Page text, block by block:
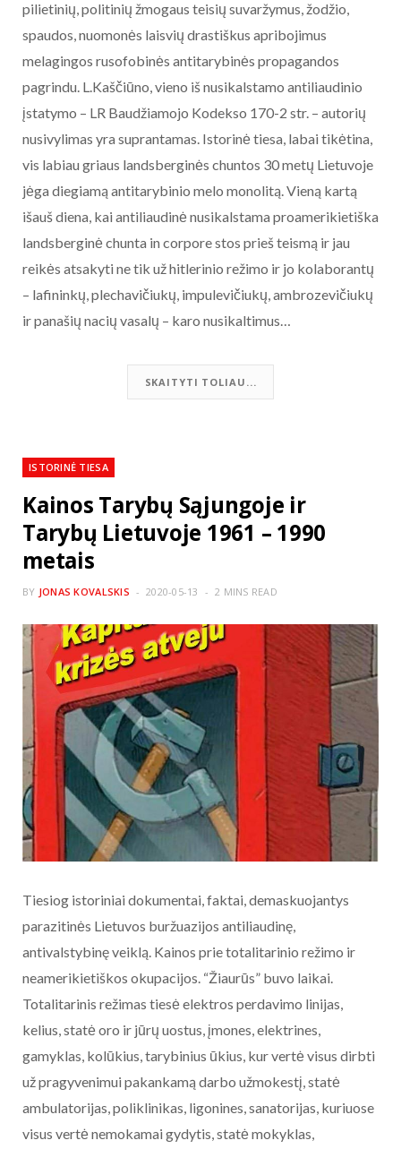
pilietinių, politinių žmogaus teisių suvaržymus, žodžio,
spaudos, nuomonės laisvių drastiškus apribojimus
melagingos rusofobinės antitarybinės propagandos
pagrindu. L.Kaščiūno, vieno iš nusikalstamo antiliaudinio
įstatymo – LR Baudžiamojo Kodekso 170-2 str. – autorių
nusivylimas yra suprantamas. Istorinė tiesa, labai tikėtina,
vis labiau griaus landsberginės chuntos 30 metų Lietuvoje
jėga diegiamą antitarybinio melo monolitą. Vieną kartą
išauš diena, kai antiliaudinė nusikalstama proamerikietiška
landsberginė chunta in corpore stos prieš teismą ir jau
reikės atsakyti ne tik už hitlerinio režimo ir jo kolaborantų
– lafininkų, plechavičiukų, impulevičiukų, ambrozevičiukų
ir panašių nacių vasalų – karo nusikaltimus…
SKAITYTI TOLIAU...
ISTORINĖ TIESA
Kainos Tarybų Sąjungoje ir
Tarybų Lietuvoje 1961 – 1990
metais
BY JONAS KOVALSKIS 2020-05-13 2 MINS READ
Tiesiog istoriniai dokumentai, faktai, demaskuojantys
parazitinės Lietuvos buržuazijos antiliaudinę,
antivalstybinę veiklą. Kainos prie totalitarinio režimo ir
neamerikietiškos okupacijos. “Žiaurūs” buvo laikai.
Totalitarinis režimas tiesė elektros perdavimo linijas,
kelius, statė oro ir jūrų uostus, įmones, elektrines,
gamyklas, kolūkius, tarybinius ūkius, kur vertė visus dirbti
už pragyvenimui pakankamą darbo užmokestį, statė
ambulatorijas, poliklinikas, ligonines, sanatorijas, kuriuose
visus vertė nemokamai gydytis, statė mokyklas,